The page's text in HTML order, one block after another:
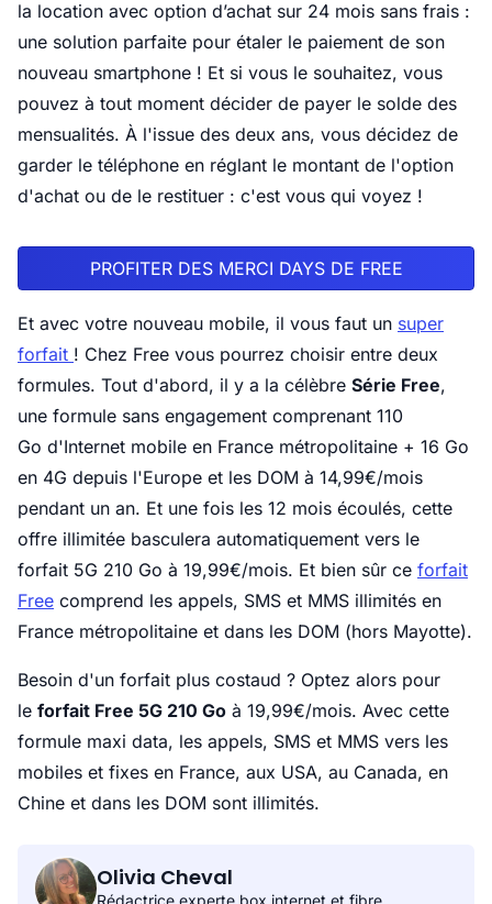
la location avec option d’achat sur 24 mois sans frais :
une solution parfaite pour étaler le paiement de son
nouveau smartphone ! Et si vous le souhaitez, vous
pouvez à tout moment décider de payer le solde des
mensualités. À l'issue des deux ans, vous décidez de
garder le téléphone en réglant le montant de l'option
d'achat ou de le restituer : c'est vous qui voyez !
PROFITER DES MERCI DAYS DE FREE
Et avec votre nouveau mobile, il vous faut un super
forfait ! Chez Free vous pourrez choisir entre deux
formules. Tout d'abord, il y a la célèbre Série Free,
une formule sans engagement comprenant 110
Go d'Internet mobile en France métropolitaine + 16 Go
en 4G depuis l'Europe et les DOM à 14,99€/mois
pendant un an. Et une fois les 12 mois écoulés, cette
offre illimitée basculera automatiquement vers le
forfait 5G 210 Go à 19,99€/mois. Et bien sûr ce forfait
Free comprend les appels, SMS et MMS illimités en
France métropolitaine et dans les DOM (hors Mayotte).
Besoin d'un forfait plus costaud ? Optez alors pour
le forfait Free 5G 210 Go à 19,99€/mois. Avec cette
formule maxi data, les appels, SMS et MMS vers les
mobiles et fixes en France, aux USA, au Canada, en
Chine et dans les DOM sont illimités.
Olivia Cheval
Rédactrice experte box internet et fibre